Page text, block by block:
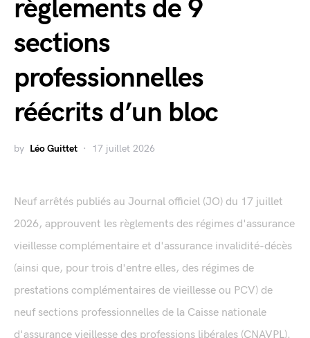
règlements de 9
sections
professionnelles
réécrits d’un bloc
by Léo Guittet 17 juillet 2026
Neuf arrêtés publiés au Journal officiel (JO) du 17 juillet
2026, approuvent les règlements des régimes d'assurance
vieillesse complémentaire et d'assurance invalidité-décès
(ainsi que, pour trois d'entre elles, des régimes de
prestations complémentaires de vieillesse ou PCV) de
neuf sections professionnelles de la Caisse nationale
d'assurance vieillesse des professions libérales (CNAVPL).